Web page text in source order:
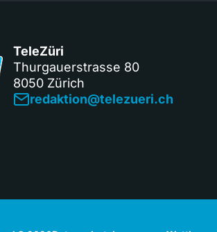
TeleZüri
Thurgauerstrasse 80
8050 Zürich
redaktion@telezueri.ch